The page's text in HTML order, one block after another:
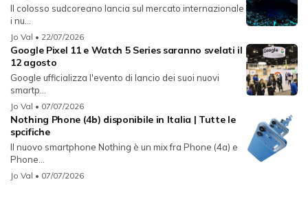
Il colosso sudcoreano lancia sul mercato internazionale
i nu...
Jo Val • 22/07/2026
Google Pixel 11 e Watch 5 Series saranno svelati il
12 agosto
Google ufficializza l'evento di lancio dei suoi nuovi
smartp...
Jo Val • 07/07/2026
Nothing Phone (4b) disponibile in Italia | Tutte le
spcifiche
Il nuovo smartphone Nothing è un mix fra Phone (4a) e
Phone...
Jo Val • 07/07/2026